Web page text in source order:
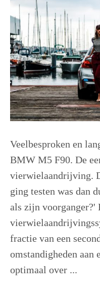
Veelbesproken en
BMW M5 F90. De
vierwielaandrijving.
ging testen was dan
als zijn
fractie van een
omstandigheden aan
optimaal over ...